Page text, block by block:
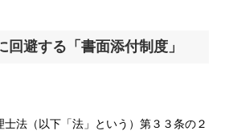
回避する「書面添付制度」
法（以下「法」という）第３３条の２